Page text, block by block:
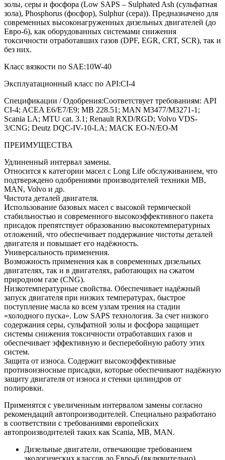
золы, серы и фосфора (Low SAPS – Sulphated Ash (сульфатная
зола), Phosphorus (фосфор), Sulphur (сера)). Предназначено для
современных высоконагруженных дизельных двигателей (до
Евро-6), как оборудованных системами снижения
токсичности отработавших газов (DPF, EGR, CRT, SCR), так и
без них.
Класс вязкости по SAE:10W-40
Эксплуатационный класс по API:CI-4
Спецификации / Одобрения:Соответствует требованиям: API
CI-4; ACEA E6/E7/E9; MB 228.51; MAN M3477/М3271-1;
Scania LA; MTU cat. 3.1; Renault RXD/RGD; Volvo VDS-
3/CNG; Deutz DQC-IV-10-LA; MACK EO-N/EO-M
ПРЕИМУЩЕСТВА
Удлиненный интервал замены.
Относится к категории масел с Long Life обслуживанием, что
подтверждено одобрениями производителей техники MB,
MAN, Volvo и др.
Чистота деталей двигателя.
Использование базовых масел с высокой термической
стабильностью и современного высокоэффективного пакета
присадок препятствует образованию высокотемпературных
отложений, что обеспечивает поддержание чистоты деталей
двигателя и повышает его надёжность.
Универсальность применения.
Возможность применения как в современных дизельных
двигателях, так и в двигателях, работающих на сжатом
природном газе (CNG).
Низкотемпературные свойства. Обеспечивает надёжный
запуск двигателя при низких температурах, быстрое
поступление масла ко всем узлам трения на стадии
«холодного пуска». Low SAPS технология. За счет низкого
содержания серы, сульфатной золы и фосфора защищает
системы снижения токсичности отработавших газов и
обеспечивает эффективную и бесперебойную работу этих
систем.
Защита от износа. Содержит высокоэффективные
противоизносные присадки, которые обеспечивают надёжную
защиту двигателя от износа и стенки цилиндров от
полировки.
Применятся с увеличенным интервалом замены согласно
рекомендаций автопроизводителей. Специально разработано
в соответствии с требованиями европейских
автопроизводителей таких как Scania, MB, MAN.
Дизельные двигатели, отвечающие требованием
экологических классов до Евро-6 (включительно),